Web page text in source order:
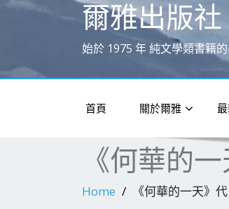
爾雅出版社
始於 1975 年 純文學類書籍
首頁 關於爾雅
《何華的
Home 《何華的一天》